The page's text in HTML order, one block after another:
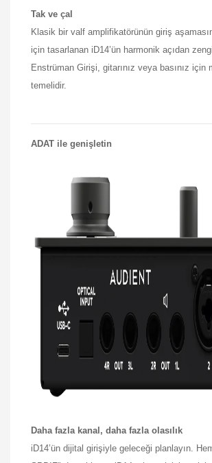
Tak ve çal
Klasik bir valf amplifikatörünün giriş
için tasarlanan iD14’ün harmonik açıdan
Enstrüman Girişi, gitarınız veya basınız için
temelidir.
ADAT ile genişletin
Daha fazla kanal, daha fazla olasılık
iD14’ün dijital girişiyle geleceği planlayın.